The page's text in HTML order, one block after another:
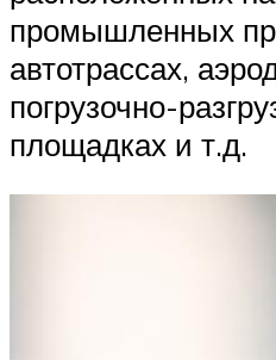
промышленных
автотрассах,
погрузочно-
площадках и т.д.